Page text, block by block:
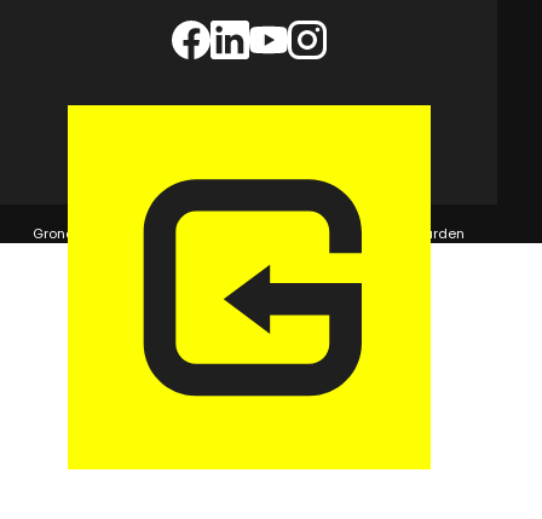
© 2026 GaragePark.
Grondposities
365Beheer & GaragePark Algemene voorwaarden